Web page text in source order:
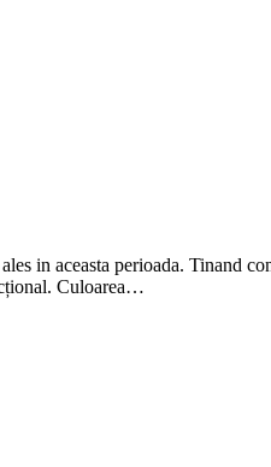
in aceasta perioada. Tinand
Culoarea…